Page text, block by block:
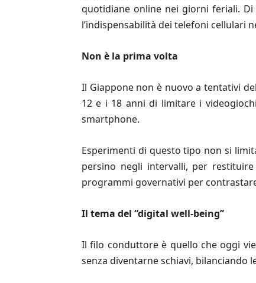
quotidiane online nei giorni feriali.
l’indispensabilità dei telefoni cellulari
Non è la prima volta
Il Giappone non è nuovo a tentativi
12 e i 18 anni di limitare i
smartphone.
Esperimenti di questo tipo non si
persino negli intervalli, per
programmi governativi per
Il tema del “digital well-being”
Il filo conduttore è quello che oggi
senza diventarne schiavi, bilanciando